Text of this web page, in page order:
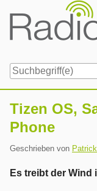
content
Tizen OS,
Phone
Geschrieben von
Es treibt der Wind